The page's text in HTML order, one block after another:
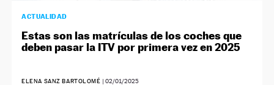
ACTUALIDAD
Estas son las matrículas de los coches que
deben pasar la ITV por primera vez en 2025
ELENA SANZ BARTOLOMÉ | 02/01/2025